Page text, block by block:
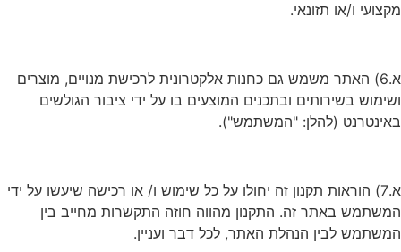
מקצועי ו/או תזונאי.
א.6) האתר משמש גם כחנות אלקטרונית לרכישת מנויים, מוצרים
ושימוש בשירותים ובתכנים המוצעים בו על ידי ציבור הגולשים
באינטרנט (להלן: "המשתמש").
א.7) הוראות תקנון זה יחולו על כל שימוש ו/ או רכישה שיעשו על ידי
המשתמש באתר זה. התקנון מהווה חוזה התקשרות מחייב בין
המשתמש לבין הנהלת האתר, לכל דבר ועניין.